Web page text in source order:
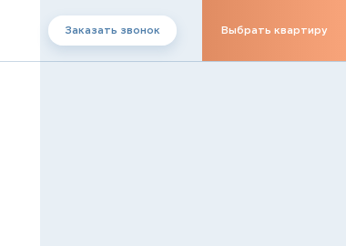
Заказать звонок Выбрать квартиру